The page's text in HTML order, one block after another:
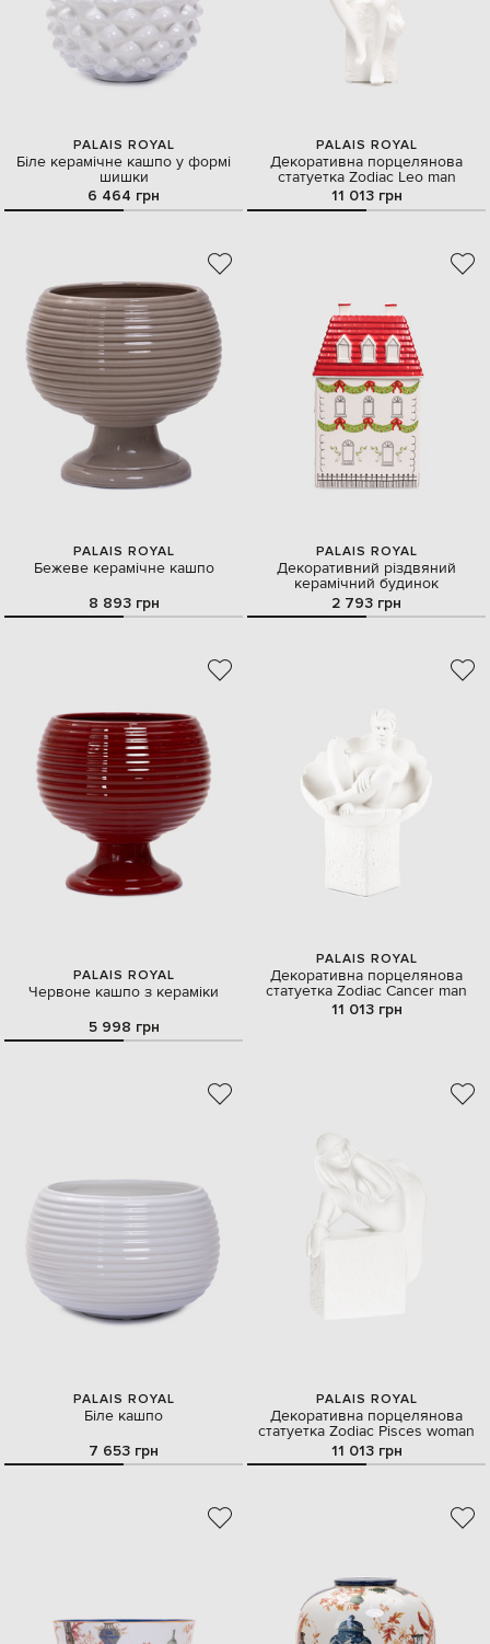
PALAIS ROYAL
Біле керамічне кашпо у формі
шишки
6 464 грн
PALAIS ROYAL
Декоративна порцелянова
статуетка Zodiac Leo man
11 013 грн
PALAIS ROYAL
Бежеве керамічне кашпо
8 893 грн
PALAIS ROYAL
Декоративний різдвяний
керамічний будинок
2 793 грн
PALAIS ROYAL
Червоне кашпо з кераміки
5 998 грн
PALAIS ROYAL
Декоративна порцелянова
статуетка Zodiac Cancer man
11 013 грн
PALAIS ROYAL
Біле кашпо
7 653 грн
PALAIS ROYAL
Декоративна порцелянова
статуетка Zodiac Pisces woman
11 013 грн